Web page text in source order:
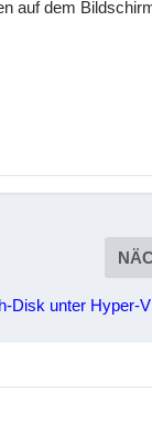
auf dem
Disk unter Hyper-